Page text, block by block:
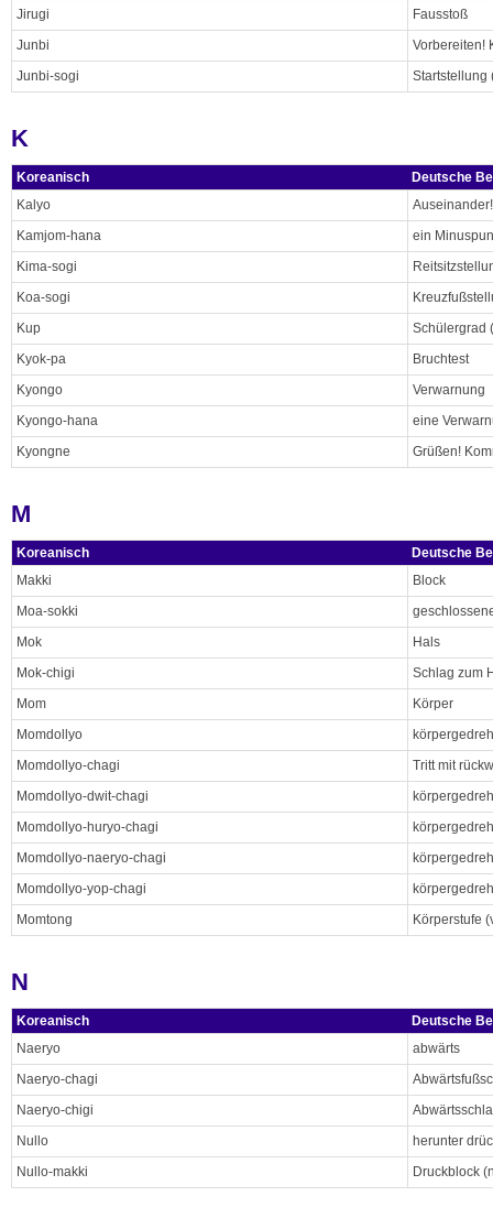
Jirugi
Fausstoß
Junbi
Vorbereiten!
Junbi-sogi
Startstellung
K
Koreanisch
Deutsche
Kalyo
Kamjom-hana
ein
Kima-sogi
Koa-sogi
Kup
Schülergrad
Kyok-pa
Bruchtest
Kyongo
Verwarnung
Kyongo-hana
eine
Kyongne
Grüßen!
M
Koreanisch
Deutsche
Makki
Block
Moa-sokki
Mok
Hals
Mok-chigi
Schlag zum
Mom
Körper
Momdollyo
Momdollyo-chagi
Tritt mit
Momdollyo-dwit-chagi
Momdollyo-huryo-chagi
Momdollyo-naeryo-chagi
Momdollyo-yop-chagi
Momtong
Körperstufe
N
Koreanisch
Deutsche
Naeryo
abwärts
Naeryo-chagi
Naeryo-chigi
Nullo
herunter
Nullo-makki
Druckblock